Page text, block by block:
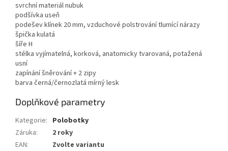
svrchní materiál nubuk
podšívka useň
podešev klínek 20 mm, vzduchové polstrování tlumící nárazy
špička kulatá
šíře H
stélka vyjímatelná, korková, anatomicky tvarovaná, potažená
usní
zapínání šněrování + 2 zipy
barva černá/černozlatá mírný lesk
Doplňkové parametry
Kategorie: Polobotky
Záruka:
2 roky
EAN:
Zvolte variantu